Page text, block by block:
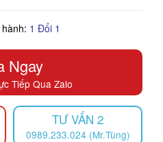
1 Đổi 1
Ngay
Tiếp Qua Zalo
TƯ VẤN 2
0989.233.024 (Mr.Tùng)